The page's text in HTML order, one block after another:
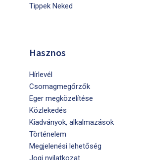
Tippek Neked
Hasznos
Hírlevél
Csomagmegőrzők
Eger megközelítése
Közlekedés
Kiadványok, alkalmazások
Történelem
Megjelenési lehetőség
Jogi nyilatkozat